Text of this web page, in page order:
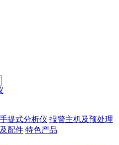
手提式分析仪 报警主机及预处理
配件 特色产品